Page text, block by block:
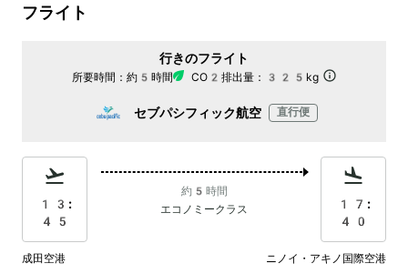
フライト
行きのフライト
所要時間： 約5時間 CO2排出量： 325kg
セブパシフィック航空 直行便
13:
45
約5時間
エコノミークラス
17:
40
成田空港 ニノイ・アキノ国際空港